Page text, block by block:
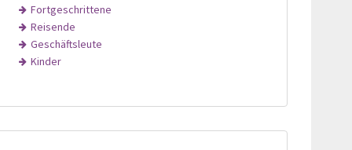
Fortgeschrittene
Reisende
Geschäftsleute
Kinder